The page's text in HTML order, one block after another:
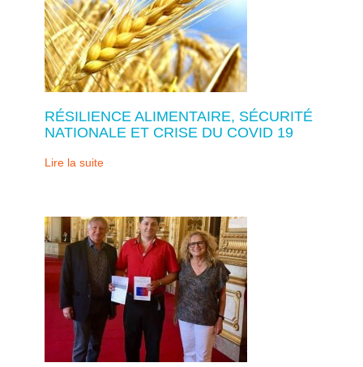
RÉSILIENCE ALIMENTAIRE, SÉCURITÉ
NATIONALE ET CRISE DU COVID 19
Lire la suite